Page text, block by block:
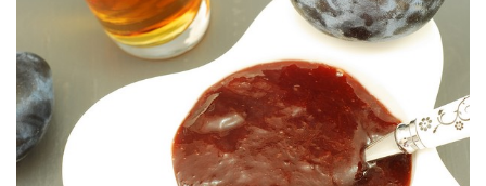
MERMELADA DE CIRUELAS NEGRAS
CON RON
Un dúo que no te dejará indiferente.